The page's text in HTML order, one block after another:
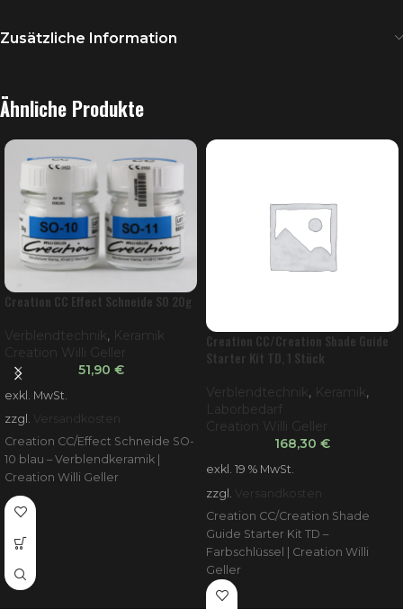
Zusätzliche Information
Ähnliche Produkte
Creation CC Effect Schneide SO 20g
Verblendtechnik , Keramik
Creation Willi Geller
51,90 €
exkl. MwSt.
zzgl. Versandkosten
Creation CC/Effect Schneide SO-
10 blau – Verblendkeramik |
Creation Willi Geller
Creation CC/Creation Shade Guide
Starter Kit TD, 1 Stück
Verblendtechnik , Keramik ,
Laborbedarf
Creation Willi Geller
168,30 €
exkl. 19 % MwSt.
zzgl.
Versandkosten
Creation CC/Creation Shade
Guide Starter Kit TD –
Farbschlüssel | Creation Willi
Geller